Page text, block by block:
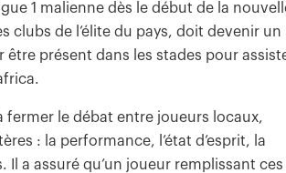
1 malienne dès le début de la
de l’élite du pays, doit devenir un
présent dans les stades pour
fermer le débat entre joueurs locaux,
: la performance, l’état d’esprit, la
a assuré qu’un joueur remplissant ces